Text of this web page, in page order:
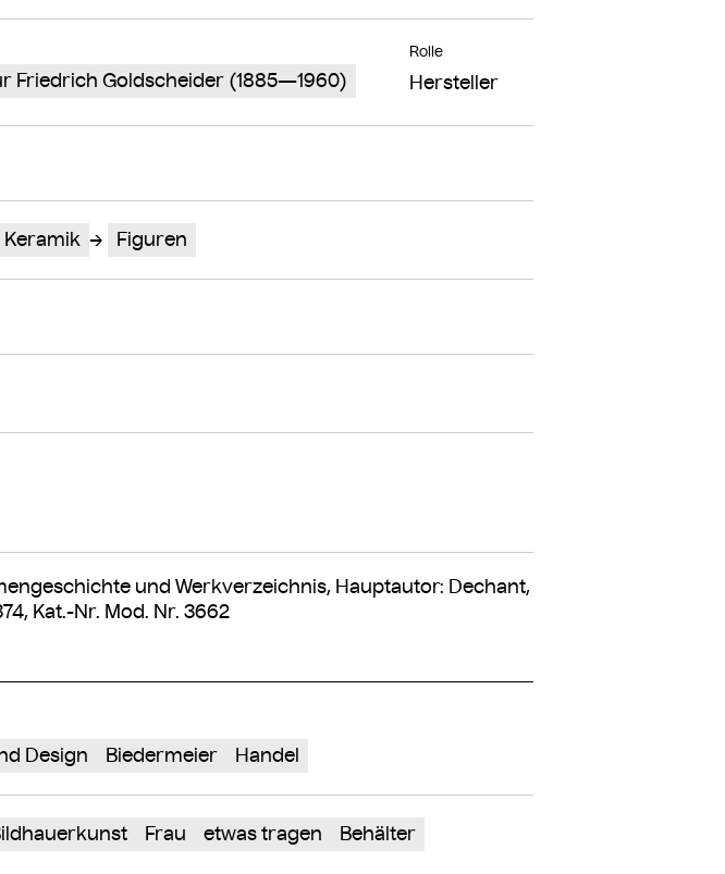
Rolle
Friedrich Goldscheider (1885—1960) Hersteller
Keramik Figuren
und Werkverzeichnis, Hauptautor: Dechant,
Kat.-Nr. Mod. Nr. 3662
Design Biedermeier Handel
Frau etwas tragen
Behälter